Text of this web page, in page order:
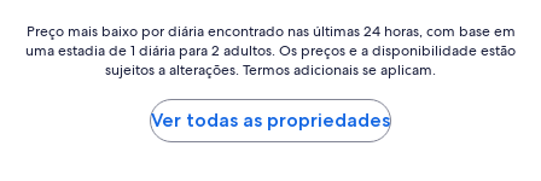
Preço
mais
Preço mais baixo por diária encontrado nas últimas 24 horas, com base em
uma estadia de 1 diária para 2 adultos. Os preços e a disponibilidade estão
sujeitos a alterações. Termos adicionais se aplicam.
Ver todas as propriedades